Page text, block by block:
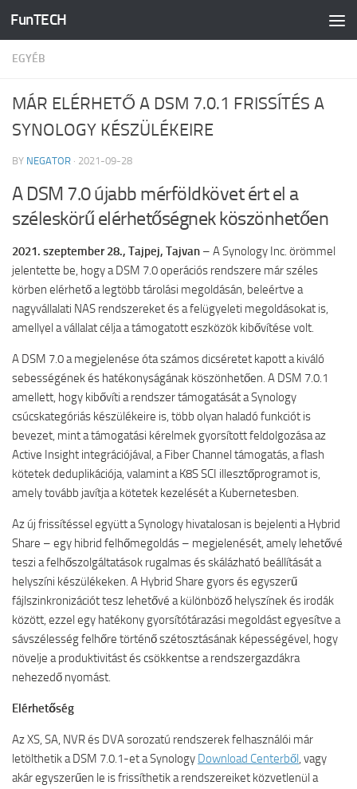
Skip to content
FunTECH
EGYÉB
MÁR ELÉRHETŐ A DSM 7.0.1 FRISSÍTÉS A
SYNOLOGY KÉSZÜLÉKEIRE
BY NEGATOR · 2021-09-28
A DSM 7.0 újabb mérföldkövet ért el a
széleskörű elérhetőségnek köszönhetően
2021. szeptember 28., Tajpej, Tajvan – A Synology Inc. örömmel
jelentette be, hogy a DSM 7.0 operációs rendszere már széles
körben elérhető a legtöbb tárolási megoldásán, beleértve a
nagyvállalati NAS rendszereket és a felügyeleti megoldásokat is,
amellyel a vállalat célja a támogatott eszközök kibővítése volt.
A DSM 7.0 a megjelenése óta számos dicséretet kapott a kiváló
sebességének és hatékonyságának köszönhetően. A DSM 7.0.1
amellett, hogy kibővíti a rendszer támogatását a Synology
csúcskategóriás készülékeire is, több olyan haladó funkciót is
bevezet, mint a támogatási kérelmek gyorsított feldolgozása az
Active Insight integrációjával, a Fiber Channel támogatás, a flash
kötetek deduplikációja, valamint a K8S SCI illesztőprogramot is,
amely tovább javítja a kötetek kezelését a Kubernetesben.
Az új frissítéssel együtt a Synology hivatalosan is bejelenti a Hybrid
Share – egy hibrid felhőmegoldás – megjelenését, amely lehetővé
teszi a felhőszolgáltatások rugalmas és skálázható beállítását a
helyszíni készülékeken. A Hybrid Share gyors és egyszerű
fájlszinkronizációt tesz lehetővé a különböző helyszínek és irodák
között, ezzel egy hatékony gyorsítótárazási megoldást egyesítve a
sávszélesség felhőre történő szétosztásának képességével, hogy
növelje a produktivitást és csökkentse a rendszergazdákra
nehezedő nyomást.
Elérhetőség
Az XS, SA, NVR és DVA sorozatú rendszerek felhasználói már
letölthetik a DSM 7.0.1-et a Synology Download Centerből, vagy
akár egyszerűen le is frissíthetik a rendszereiket közvetlenül a